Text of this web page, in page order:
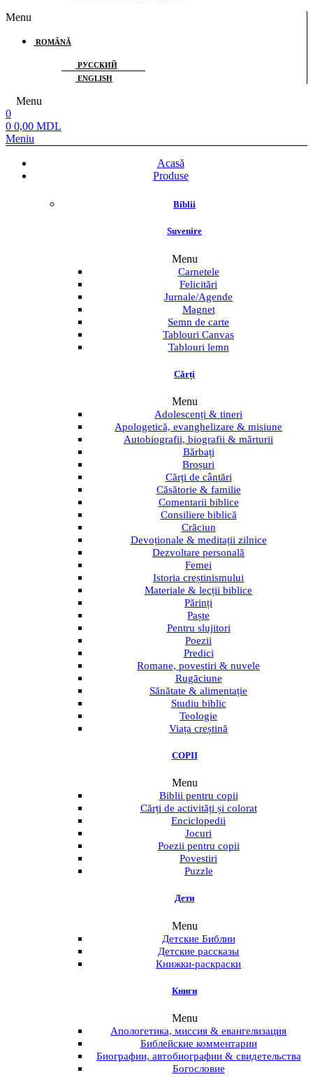
Menu
ROMÂNĂ
РУССКИЙ
ENGLISH
Menu
0
0 0,00 MDL
Meniu
Acasă
Produse
Biblii
Suvenire
Menu
Carnetele
Felicitări
Jurnale/Agende
Magnet
Semn de carte
Tablouri Canvas
Tablouri lemn
Cărți
Menu
Adolescenți & tineri
Apologetică, evanghelizare & misiune
Autobiografii, biografii & mărturii
Bărbați
Broșuri
Cărți de cântări
Căsătorie & familie
Comentarii biblice
Consiliere biblică
Crăciun
Devoționale & meditații zilnice
Dezvoltare personală
Femei
Istoria creștinismului
Materiale & lecții biblice
Părinți
Paște
Pentru slujitori
Poezii
Predici
Romane, povestiri & nuvele
Rugăciune
Sănătate & alimentație
Studiu biblic
Teologie
Viața creștină
COPII
Menu
Biblii pentru copii
Cărți de activități și colorat
Enciclopedii
Jocuri
Poezii pentru copii
Povestiri
Puzzle
Дети
Menu
Детские Библии
Детские рассказы
Книжки-раскраски
Книги
Menu
Апологетика, миссия & евангелизация
Библейские комментарии
Биографии, автобиографии & свидетельства
Богословие